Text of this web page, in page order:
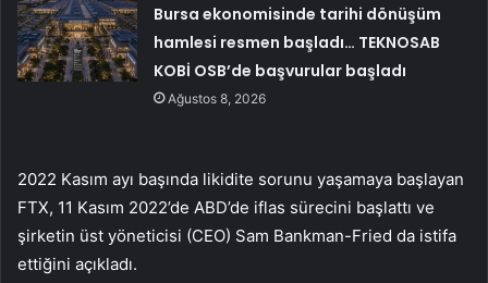
Bursa ekonomisinde tarihi dönüşüm
hamlesi resmen başladı… TEKNOSAB
KOBİ OSB’de başvurular başladı
Ağustos 8, 2026
2022 Kasım ayı başında likidite sorunu yaşamaya başlayan
FTX, 11 Kasım 2022’de ABD’de iflas sürecini başlattı ve
şirketin üst yöneticisi (CEO) Sam Bankman-Fried da istifa
ettiğini açıkladı.